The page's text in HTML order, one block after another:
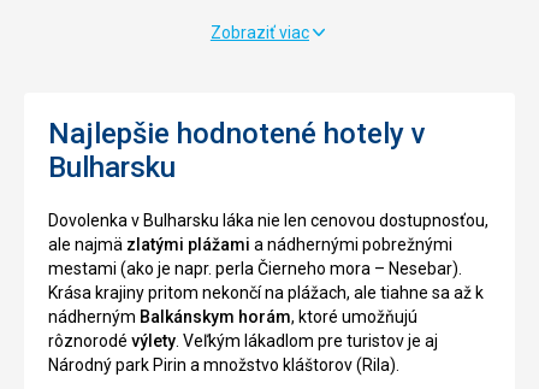
svet,
rozprávakove
postavičky,
cirkus,
druhý
krát
zase
prímesí
premiešanej
smiešanou
drťou.
Súčasťou
hradieb
Zobraziť viac
Najlepšie hodnotené hotely v
Bulharsku
Dovolenka v Bulharsku láka nie len cenovou dostupnosťou,
ale najmä zlatými plážami a nádhernými pobrežnými
mestami (ako je napr. perla Čierneho mora – Nesebar).
Krása krajiny pritom nekončí na plážach, ale tiahne sa až k
nádherným Balkánskym horám, ktoré umožňujú
rôznorodé výlety . Veľkým lákadlom pre turistov je aj
Národný park Pirin a množstvo kláštorov (Rila).